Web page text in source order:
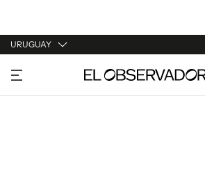
URUGUAY
URUGUAY
ARGENTINA